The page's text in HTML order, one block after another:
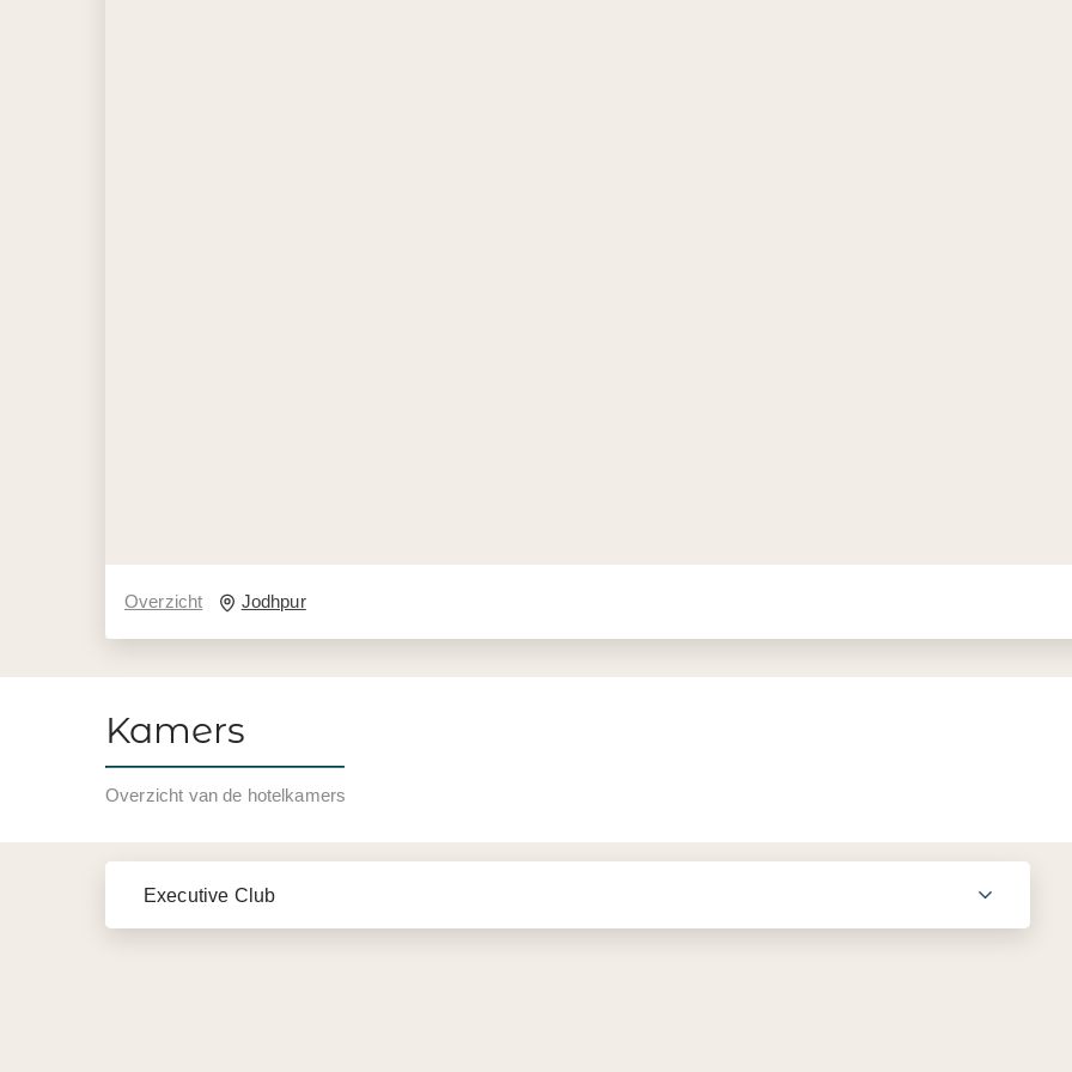
Overzicht Jodhpur
Kamers
Overzicht van de hotelkamers
Executive Club